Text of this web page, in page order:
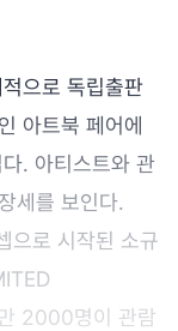
으로 독립출판
아트북 페어에
. 아티스트와 관
세를 보인다.
으로 시작된 소규
2000명이 관람